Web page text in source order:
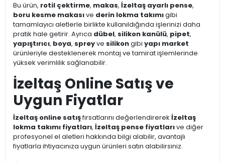
Bu ürün, rotil çektirme, makas, İzeltaş ayarlı pense,
boru kesme makasıve derin lokma takımıgibi
tamamlayıcı aletlerle birlikte kullanıldığında işlerinizi daha
pratik hale getirir. Ayrıca dübel, silikon kanülü, pipet,
yapıştırıcı, boya, spreyve silikongibi yapı market
ürünleriyle desteklenerek montaj ve tamirat işlemlerinde
yüksek verimlilik sağlanabilir.
İzeltaş Online Satış ve
Uygun Fiyatlar
İzeltaş online satışfırsatlarını değerlendirerek İzeltaş
lokma takımı fiyatları, İzeltaş pense fiyatlarıve diğer
profesyonel el aletleri hakkında bilgi alabilir, avantajlı
fiyatlarla ihtiyacınıza uygun ürünleri satın alabilirsiniz.